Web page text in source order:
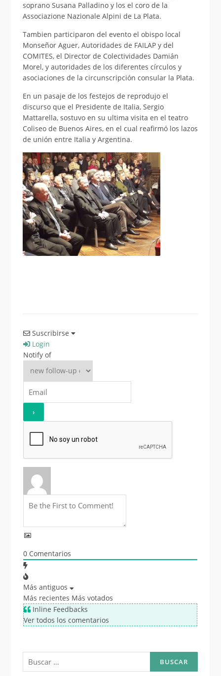
soprano Susana Palladino y los el coro de la
Associazione Nazionale Alpini de La Plata.
Tambien participaron del evento el obispo local
Monseñor Aguer, Autoridades de FAILAP y del
COMITES, el Director de Colectividades Damián
Morel, y autoridades de los diferentes círculos y
asociaciones de la circunscripción consular la Plata.
En un pasaje de los festejos de reprodujo el
discurso que el Presidente de Italia, Sergio
Mattarella, sostuvo en su ultima visita en el teatro
Coliseo de Buenos Aires, en el cual reafirmó los lazos
de unión entre Italia y Argentina.
Suscribirse
Login
Notify of
0Comentarios
Más antiguos
Más recientes Más votados
Inline Feedbacks
Ver todos los comentarios
Buscar: